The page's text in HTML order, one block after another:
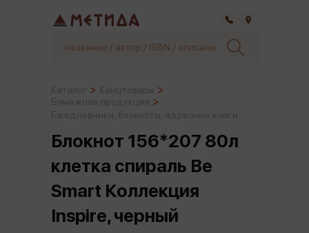
Блокнот 156*207 80л
клетка спираль Be
Smart Коллекция
Inspire, черный